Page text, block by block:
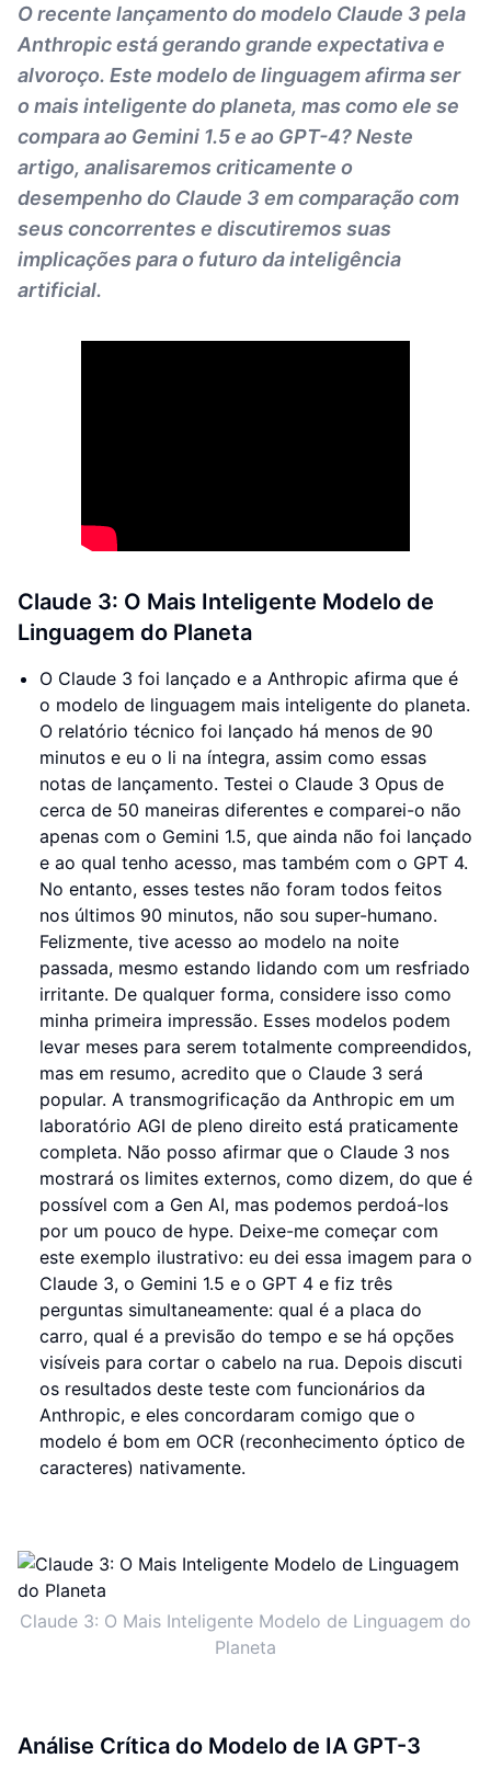
O recente lançamento do modelo Claude 3 pela
Anthropic está gerando grande expectativa e
alvoroço. Este modelo de linguagem afirma ser
o mais inteligente do planeta, mas como ele se
compara ao Gemini 1.5 e ao GPT-4? Neste
artigo, analisaremos criticamente o
desempenho do Claude 3 em comparação com
seus concorrentes e discutiremos suas
implicações para o futuro da inteligência
artificial.
Claude 3: O Mais Inteligente Modelo de
Linguagem do Planeta
O Claude 3 foi lançado e a Anthropic afirma que é
o modelo de linguagem mais inteligente do planeta.
O relatório técnico foi lançado há menos de 90
minutos e eu o li na íntegra, assim como essas
notas de lançamento. Testei o Claude 3 Opus de
cerca de 50 maneiras diferentes e comparei-o não
apenas com o Gemini 1.5, que ainda não foi lançado
e ao qual tenho acesso, mas também com o GPT 4.
No entanto, esses testes não foram todos feitos
nos últimos 90 minutos, não sou super-humano.
Felizmente, tive acesso ao modelo na noite
passada, mesmo estando lidando com um resfriado
irritante. De qualquer forma, considere isso como
minha primeira impressão. Esses modelos podem
levar meses para serem totalmente compreendidos,
mas em resumo, acredito que o Claude 3 será
popular. A transmogrificação da Anthropic em um
laboratório AGI de pleno direito está praticamente
completa. Não posso afirmar que o Claude 3 nos
mostrará os limites externos, como dizem, do que é
possível com a Gen AI, mas podemos perdoá-los
por um pouco de hype. Deixe-me começar com
este exemplo ilustrativo: eu dei essa imagem para o
Claude 3, o Gemini 1.5 e o GPT 4 e fiz três
perguntas simultaneamente: qual é a placa do
carro, qual é a previsão do tempo e se há opções
visíveis para cortar o cabelo na rua. Depois discuti
os resultados deste teste com funcionários da
Anthropic, e eles concordaram comigo que o
modelo é bom em OCR (reconhecimento óptico de
caracteres) nativamente.
Claude 3: O Mais Inteligente Modelo de Linguagem do
Planeta
Análise Crítica do Modelo de IA GPT-3